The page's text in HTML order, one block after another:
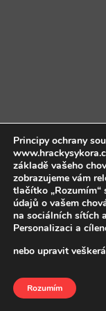
Principy ochrany
základě vašeho
zobrazujeme vám
tlačítko „Rozumím“
údajů o vašem
na sociálních sítích
Personalizaci a
nebo upravit
Rozumím